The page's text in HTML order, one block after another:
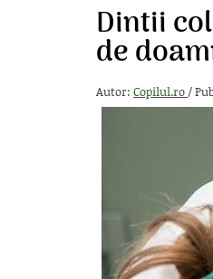
Dintii
de
Autor: Copilul.ro/